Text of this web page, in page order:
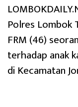
Polres Lombok
FRM (46)
terhadap anak
di Kecamatan